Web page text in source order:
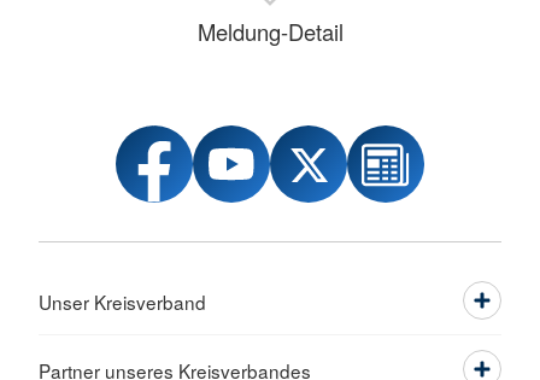
Meldung-Detail
Unser Kreisverband
Partner unseres Kreisverbandes